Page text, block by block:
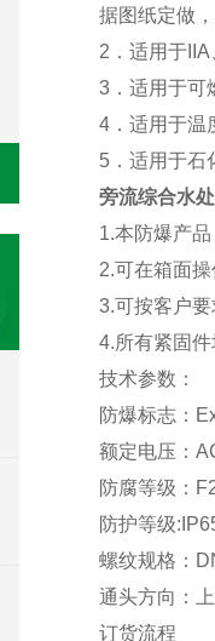
据图纸定做
2．适用于
3．适用于可
4．适用于
5．适用于石
旁流综合水
1.本防爆产
2.可在箱面
3.可按客户
4.所有紧固
技术参数：
防爆标志：
额定电压：
防腐等级：
防护等级
螺纹规格：
通头方向：
订货流程